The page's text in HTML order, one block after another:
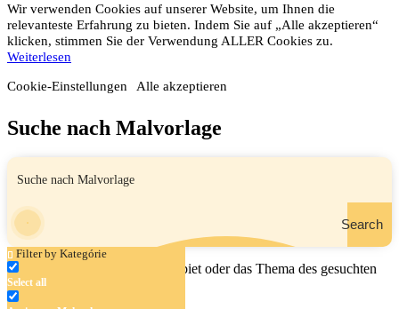
Wir verwenden Cookies auf unserer Website, um Ihnen die
relevanteste Erfahrung zu bieten. Indem Sie auf „Alle akzeptieren“
klicken, stimmen Sie der Verwendung ALLER Cookies zu.
Weiterlesen
Cookie-Einstellungen Alle akzeptieren
Suche nach Malvorlage
Search
Filter by Kategórie
Select all
Geben Sie den Namen, das Gebiet oder das Thema des gesuchten
Malbuchs ein.